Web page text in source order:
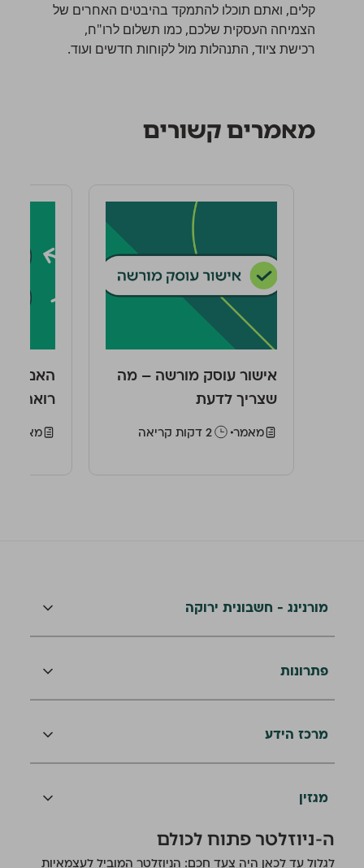
קלים, ואתם תוכלו להתמקד בהיבטים האחרים של
הצמיחה העסקית שלכם, כמו תשלום לרו"ח,
רכישת ציוד, התנהלות מול לקוחות חדשים ועוד.
מאמרים קשורים
אישור עוסק מורשה – מה
שצריך לדעת
מאמר ‫2 דקות קריאה
האם
רואה
מאמר
מורנינג - חשבונית ירוקה
פתרונות
מרכז הידע
מגזין
ה-ניוזלטר פתוח לכולם
לגלול עד לכאן היה צעד חכם: הניוזלטר המוביל לעצמאיות